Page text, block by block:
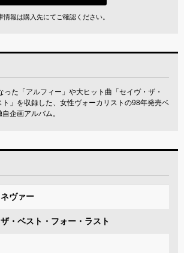
情報は購入先にてご確認ください。
った「アルフィー」や大ヒット曲「セイヴ・ザ・
」を収録した、女性ヴォーカリストの98年発売ベ
企画アルバム。
ヴァー
・ベスト・フォー・ラスト